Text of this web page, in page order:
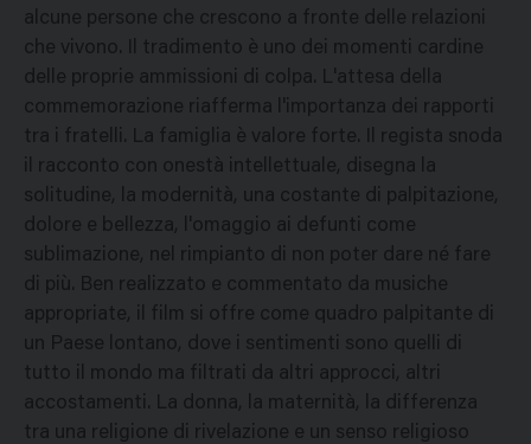
alcune persone che crescono a fronte delle relazioni
che vivono. Il tradimento è uno dei momenti cardine
delle proprie ammissioni di colpa. L'attesa della
commemorazione riafferma l'importanza dei rapporti
tra i fratelli. La famiglia è valore forte. Il regista snoda
il racconto con onestà intellettuale, disegna la
solitudine, la modernità, una costante di palpitazione,
dolore e bellezza, l'omaggio ai defunti come
sublimazione, nel rimpianto di non poter dare né fare
di più. Ben realizzato e commentato da musiche
appropriate, il film si offre come quadro palpitante di
un Paese lontano, dove i sentimenti sono quelli di
tutto il mondo ma filtrati da altri approcci, altri
accostamenti. La donna, la maternità, la differenza
tra una religione di rivelazione e un senso religioso